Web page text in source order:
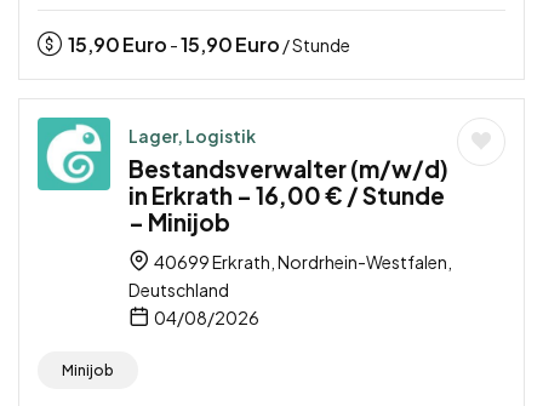
15,90Euro -15,90Euro / Stunde
Lager, Logistik
Bestandsverwalter (m/w/d)
in Erkrath – 16,00 € / Stunde
– Minijob
40699 Erkrath, Nordrhein-Westfalen,
Deutschland
04/08/2026
Minijob